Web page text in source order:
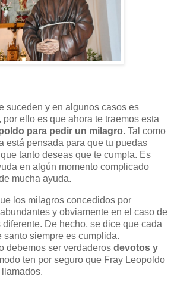
suceden y en algunos casos es
ello es que ahora te traemos esta
para pedir un milagro. Tal como
está pensada para que tu puedas
tanto deseas que te cumpla. Es
en algún momento complicado
mucha ayuda.
los milagros concedidos por
y obviamente en el caso de
De hecho, se dice que cada
santo siempre es cumplida.
debemos ser verdaderos devotos y
ten por seguro que Fray Leopoldo